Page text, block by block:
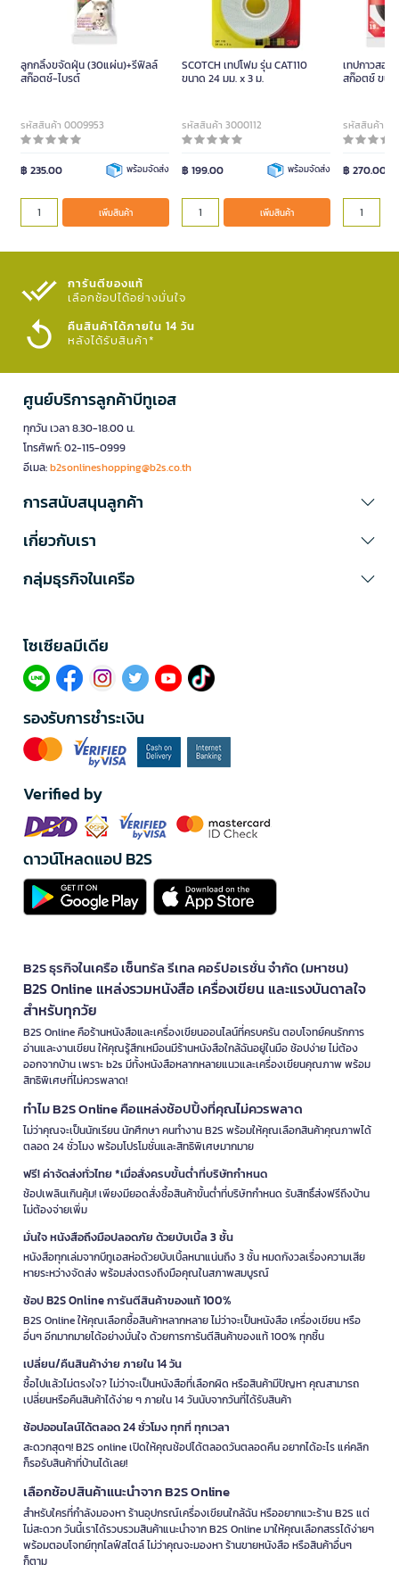
ลูกกลิ้งขจัดฝุ่น (30แผ่น)+รีฟิลล์
สก๊อตช์-ไบรต์
รหัสสินค้า 0009953
฿ 235.00 พร้อมจัดส่ง
เพิ่มสินค้า
SCOTCH เทปโฟม รุ่น CAT110
ขนาด 24 มม. x 3 ม.
รหัสสินค้า 3000112
฿ 199.00 พร้อมจัดส่ง
เพิ่มสินค้า
เทปกาวสอ
สก๊อตช์ ขนา
รหัสสินค้า
฿ 270.00
การันตีของแท้
เลือกช้อปได้อย่างมั่นใจ​
คืนสินค้าได้ภายใน 14 วัน
หลังได้รับสินค้า*
ศูนย์บริการลูกค้าบีทูเอส
ทุกวัน เวลา 8.30-18.00 น.
โทรศัพท์: 02-115-0999
อีเมล:b2sonlineshopping@b2s.co.th
การสนับสนุนลูกค้า
เกี่ยวกับเรา
กลุ่มธุรกิจในเครือ
โซเซียลมีเดีย​
รองรับการชำระเงิน
Verified by
ดาวน์โหลดแอป B2S
B2S ธุรกิจในเครือ เซ็นทรัล รีเทล คอร์ปอเรชั่น จำกัด (มหาชน)
B2S Online แหล่งรวมหนังสือ เครื่องเขียน และแรงบันดาลใจ
สำหรับทุกวัย
B2S Online คือร้านหนังสือและเครื่องเขียนออนไลน์ที่ครบครัน ตอบโจทย์คนรักการ
อ่านและงานเขียน ให้คุณรู้สึกเหมือนมีร้านหนังสือใกล้ฉันอยู่ในมือ ช้อปง่าย ไม่ต้อง
ออกจากบ้าน เพราะ b2s มีทั้งหนังสือหลากหลายแนวและเครื่องเขียนคุณภาพ พร้อม
สิทธิพิเศษที่ไม่ควรพลาด!
ทำไม B2S Online คือแหล่งช้อปปิ้งที่คุณไม่ควรพลาด
ไม่ว่าคุณจะเป็นนักเรียน นักศึกษา คนทำงาน B2S พร้อมให้คุณเลือกสินค้าคุณภาพได้
ตลอด 24 ชั่วโมง พร้อมโปรโมชั่นและสิทธิพิเศษมากมาย
ฟรี! ค่าจัดส่งทั่วไทย *เมื่อสั่งครบขั้นต่ำที่บริษัทกำหนด
ช้อปเพลินเกินคุ้ม! เพียงมียอดสั่งซื้อสินค้าขั้นต่ำที่บริษัทกำหนด รับสิทธิ์ส่งฟรีถึงบ้าน
ไม่ต้องจ่ายเพิ่ม
มั่นใจ หนังสือถึงมือปลอดภัย ด้วยบับเบิ้ล 3 ชั้น
หนังสือทุกเล่มจากบีทูเอสห่อด้วยบับเบิ้ลหนาแน่นถึง 3 ชั้น หมดกังวลเรื่องความเสีย
หายระหว่างจัดส่ง พร้อมส่งตรงถึงมือคุณในสภาพสมบูรณ์
ช้อป B2S Online การันตีสินค้าของแท้ 100%
B2S Online ให้คุณเลือกซื้อสินค้าหลากหลาย ไม่ว่าจะเป็นหนังสือ เครื่องเขียน หรือ
อื่นๆ อีกมากมายได้อย่างมั่นใจ ด้วยการการันตีสินค้าของแท้ 100% ทุกชิ้น
เปลี่ยน/คืนสินค้าง่าย ภายใน 14 วัน
ซื้อไปแล้วไม่ตรงใจ? ไม่ว่าจะเป็นหนังสือที่เลือกผิด หรือสินค้ามีปัญหา คุณสามารถ
เปลี่ยนหรือคืนสินค้าได้ง่าย ๆ ภายใน 14 วันนับจากวันที่ได้รับสินค้า
ช้อปออนไลน์ได้ตลอด 24 ชั่วโมง ทุกที่ ทุกเวลา
สะดวกสุดๆ! B2S online เปิดให้คุณช้อปได้ตลอดวันตลอดคืน อยากได้อะไร แค่คลิก
ก็รอรับสินค้าที่บ้านได้เลย!
เลือกช้อปสินค้าแนะนำจาก B2S Online
สำหรับใครที่กำลังมองหา ร้านอุปกรณ์เครื่องเขียนใกล้ฉัน หรืออยากแวะร้าน B2S แต่
ไม่สะดวก วันนี้เราได้รวบรวมสินค้าแนะนำจาก B2S Online มาให้คุณเลือกสรรได้ง่ายๆ
พร้อมตอบโจทย์ทุกไลฟ์สไตล์ ไม่ว่าคุณจะมองหา ร้านขายหนังสือ หรือสินค้าอื่นๆ
ก็ตาม